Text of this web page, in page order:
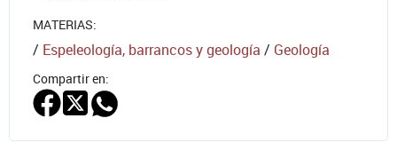
MATERIAS:
/ Espeleología, barrancos y geología / Geología
Compartir en: